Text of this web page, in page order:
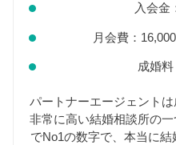
入会金
月会費：
成婚料
パートナーエージェント
非常に高い結婚相談所の
でNo1の数字で、本当に